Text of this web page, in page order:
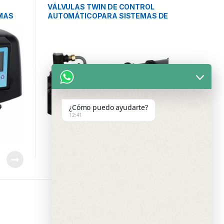
CONTROLES
VÁLVULAS TWIN DE CONTROL
AUTOMÁTICOPARA SISTEMAS DE
¿Cómo puedo ayudarte?
12:41